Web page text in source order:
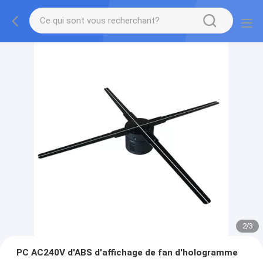
2/3
PC AC240V d'ABS d'affichage de fan d'hologramme